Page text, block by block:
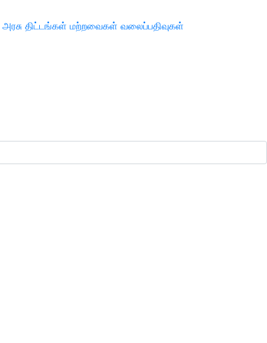
அரசு திட்டங்கள் மற்றவைகள் வலைப்பதிவுகள்